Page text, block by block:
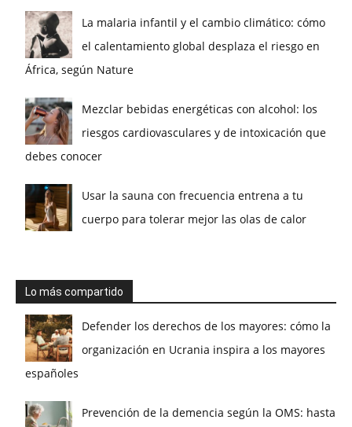
La malaria infantil y el cambio climático: cómo
el calentamiento global desplaza el riesgo en
África, según Nature
Mezclar bebidas energéticas con alcohol: los
riesgos cardiovasculares y de intoxicación que
debes conocer
Usar la sauna con frecuencia entrena a tu
cuerpo para tolerar mejor las olas de calor
Lo más compartido
Defender los derechos de los mayores: cómo la
organización en Ucrania inspira a los mayores
españoles
Prevención de la demencia según la OMS: hasta